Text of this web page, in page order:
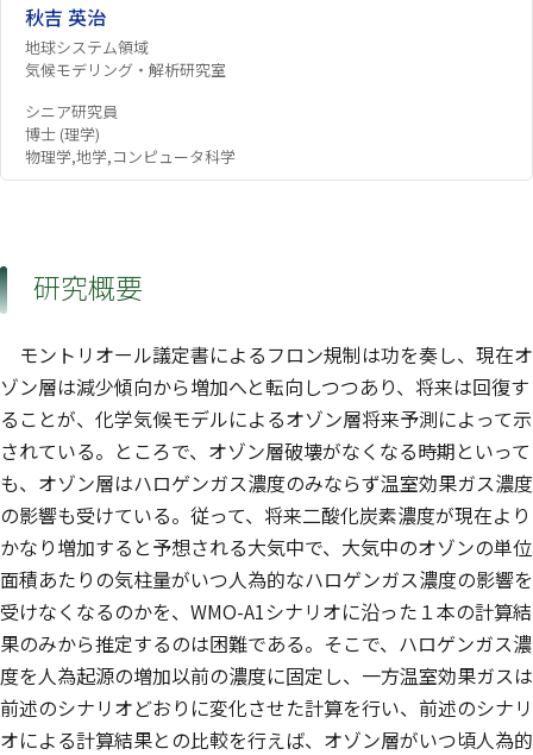
秋吉 英治
地球システム領域
気候モデリング・解析研究室
シニア研究員
博士 (理学)
物理学,地学,コンピュータ科学
研究概要
モントリオール議定書によるフロン規制は功を奏し、現在オ
ゾン層は減少傾向から増加へと転向しつつあり、将来は回復す
ることが、化学気候モデルによるオゾン層将来予測によって示
されている。ところで、オゾン層破壊がなくなる時期といって
も、オゾン層はハロゲンガス濃度のみならず温室効果ガス濃度
の影響も受けている。従って、将来二酸化炭素濃度が現在より
かなり増加すると予想される大気中で、大気中のオゾンの単位
面積あたりの気柱量がいつ人為的なハロゲンガス濃度の影響を
受けなくなるのかを、WMO-A1シナリオに沿った１本の計算結
果のみから推定するのは困難である。そこで、ハロゲンガス濃
度を人為起源の増加以前の濃度に固定し、一方温室効果ガスは
前述のシナリオどおりに変化させた計算を行い、前述のシナリ
オによる計算結果との比較を行えば、オゾン層がいつ頃人為的